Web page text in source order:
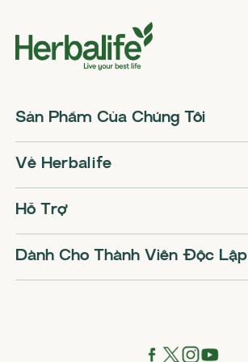
Sản Phẩm Của Chúng Tôi
Về Herbalife
Hỗ Trợ
Dành Cho Thành Viên Độc Lập